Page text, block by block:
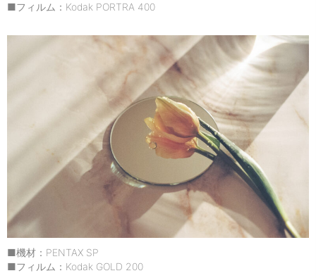
■フィルム：Kodak PORTRA 400
■機材：PENTAX SP
■フィルム：Kodak GOLD 200